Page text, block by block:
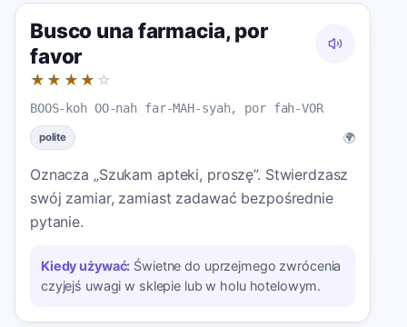
Busco una farmacia, por
favor
★★★★ ☆
BOOS-koh OO-nah far-MAH-syah, por fah-VOR
polite 🌍
Oznacza „Szukam apteki, proszę”. Stwierdzasz
swój zamiar, zamiast zadawać bezpośrednie
pytanie.
Kiedy używać: Świetne do uprzejmego zwrócenia
czyjejś uwagi w sklepie lub w holu hotelowym.